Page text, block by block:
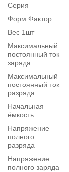
Серия
Форм Фактор
Вес 1шт
Максимальный
постоянный ток
заряда
Максимальный
постоянный ток
разряда
Начальная
ёмкость
Напряжение
полного
разряда
Напряжение
полного заряда